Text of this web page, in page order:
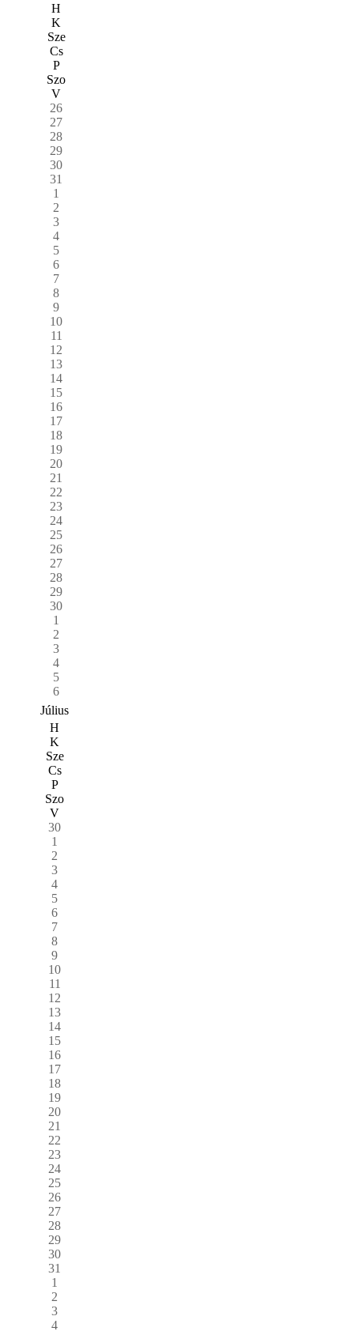
H
K
Sze
Cs
P
Szo
V
26
27
28
29
30
31
1
2
3
4
5
6
7
8
9
10
11
12
13
14
15
16
17
18
19
20
21
22
23
24
25
26
27
28
29
30
1
2
3
4
5
6
Július
H
K
Sze
Cs
P
Szo
V
30
1
2
3
4
5
6
7
8
9
10
11
12
13
14
15
16
17
18
19
20
21
22
23
24
25
26
27
28
29
30
31
1
2
3
4